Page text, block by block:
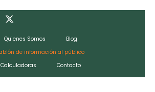
Quienes Somos
Blog
de información al público
Calculadoras
Contacto